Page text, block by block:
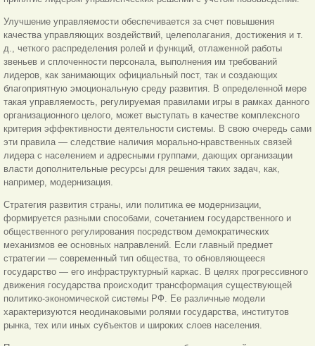
Улучшение управляемости обеспечивается за счет повышения
качества управляющих воздействий, целеполагания, достижения и т.
д., четкого распределения ролей и функций, отлаженной работы
звеньев и сплоченности персонала, выполнения им требований
лидеров, как занимающих официальный пост, так и создающих
благоприятную эмоциональную среду развития. В определенной мере
такая управляемость, регулируемая правилами игры в рамках данного
организационного целого, может выступать в качестве комплексного
критерия эффективности деятельности системы. В свою очередь сами
эти правила — следствие наличия морально-нравственных связей
лидера с населением и адресными группами, дающих организации
власти дополнительные ресурсы для решения таких задач, как,
например, модернизация.
Стратегия развития страны, или политика ее модернизации,
формируется разными способами, сочетанием государственного и
общественного регулирования посредством демократических
механизмов ее основных направлений. Если главный предмет
стратегии — современный тип общества, то обновляющееся
государство — его инфраструктурный каркас. В целях прогрессивного
движения государства происходит трансформация существующей
политико-экономической системы РФ. Ее различные модели
характеризуются неодинаковыми ролями государства, институтов
рынка, тех или иных субъектов и широких слоев населения.